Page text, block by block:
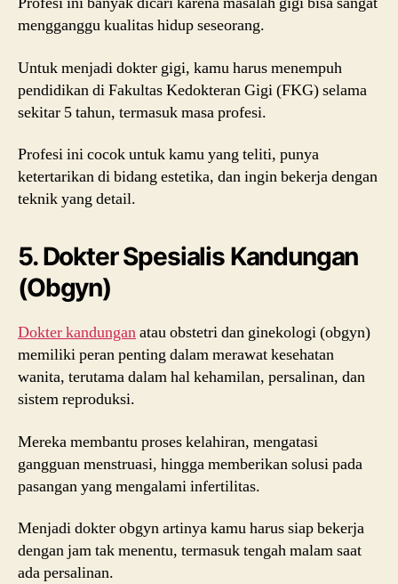
mengganggu kualitas hidup seseorang.
Untuk menjadi dokter gigi, kamu harus menempuh
pendidikan di Fakultas Kedokteran Gigi (FKG) selama
sekitar 5 tahun, termasuk masa profesi.
Profesi ini cocok untuk kamu yang teliti, punya
ketertarikan di bidang estetika, dan ingin bekerja dengan
teknik yang detail.
5. Dokter Spesialis Kandungan
(Obgyn)
Dokter kandunganatau obstetri dan ginekologi (obgyn)
memiliki peran penting dalam merawat kesehatan
wanita, terutama dalam hal kehamilan, persalinan, dan
sistem reproduksi.
Mereka membantu proses kelahiran, mengatasi
gangguan menstruasi, hingga memberikan solusi pada
pasangan yang mengalami infertilitas.
Menjadi dokter obgyn artinya kamu harus siap bekerja
dengan jam tak menentu, termasuk tengah malam saat
ada persalinan.